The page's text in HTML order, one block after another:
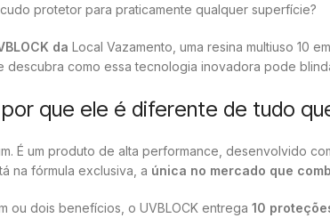
protetor para praticamente qualquer superfície?
da Local Vazamento, uma resina multiuso 10
descubra como essa tecnologia inovadora pode
que ele é diferente de tudo
É um produto de alta performance, desenvolvido
na fórmula exclusiva, a única no mercado que
ou dois benefícios, o UVBLOCK entrega 10